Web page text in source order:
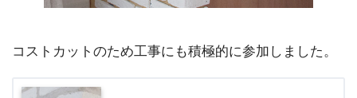
コストカットのため工事にも積極的に参加しました。